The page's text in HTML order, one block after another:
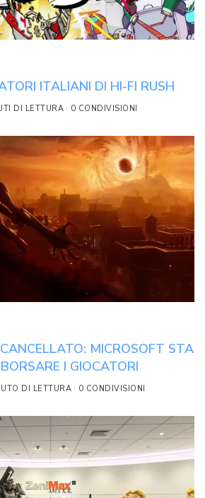
ITALIANI DI HI-FI RUSH
DI LETTURA 0 CONDIVISIONI
MICROSOFT STA
I GIOCATORI
DI LETTURA 0 CONDIVISIONI